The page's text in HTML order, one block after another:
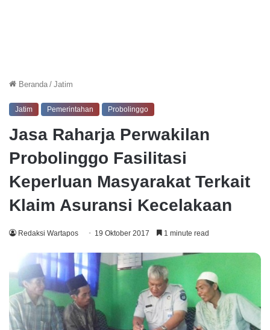
Beranda / Jatim
Jatim Pemerintahan Probolinggo
Jasa Raharja Perwakilan
Probolinggo Fasilitasi
Keperluan Masyarakat Terkait
Klaim Asuransi Kecelakaan
Redaksi Wartapos 19 Oktober 2017 1 minute read